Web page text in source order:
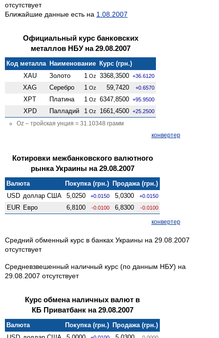
отсутствует
Ближайшие данные есть на 1.08.2007
Официальный курс банковских
металлов НБУ на 29.08.2007
Код металла Наименование Курс (грн.)
XAU
Золото 1 Oz 3368,3500 +36.6120
XAG Серебро 1 Oz 59,7420 +0.6570
XPT Платина 1 Oz 6347,8500 +95.9500
XPD Палладий 1 Oz 1661,4500 +25.2500
Oz – тройская унция = 31.10348 грамм
конвертер
Котировки межбанковского валютного
рынка Украины на 29.08.2007
Валюта Покупка (грн.) Продажа (грн.)
USD доллар США 5,0250 +0.0150 5,0300 +0.0150
EUR Евро 6,8100 -0.0100 6,8300 -0.0100
конвертер
Средний обменный курс в банках Украины на 29.08.2007
отсутствует
Средневзвешенный наличный курс (по данным НБУ) на
29.08.2007 отсутствует
Курс обмена наличных валют в
КБ Приватбанк на 29.08.2007
Валюта Покупка (грн.) Продажа (грн.)